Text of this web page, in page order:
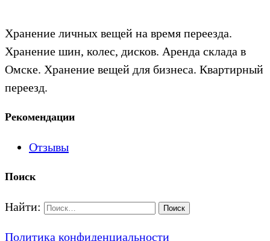
Хранение личных вещей на время переезда.
Хранение шин, колес, дисков. Аренда склада в
Омске. Хранение вещей для бизнеса. Квартирный
переезд.
Рекомендации
Отзывы
Поиск
Найти:
Политика конфиденциальности